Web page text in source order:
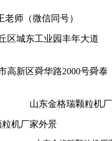
老师（微信同号）
区城东工业园丰年大道
高新区舜华路2000号舜泰